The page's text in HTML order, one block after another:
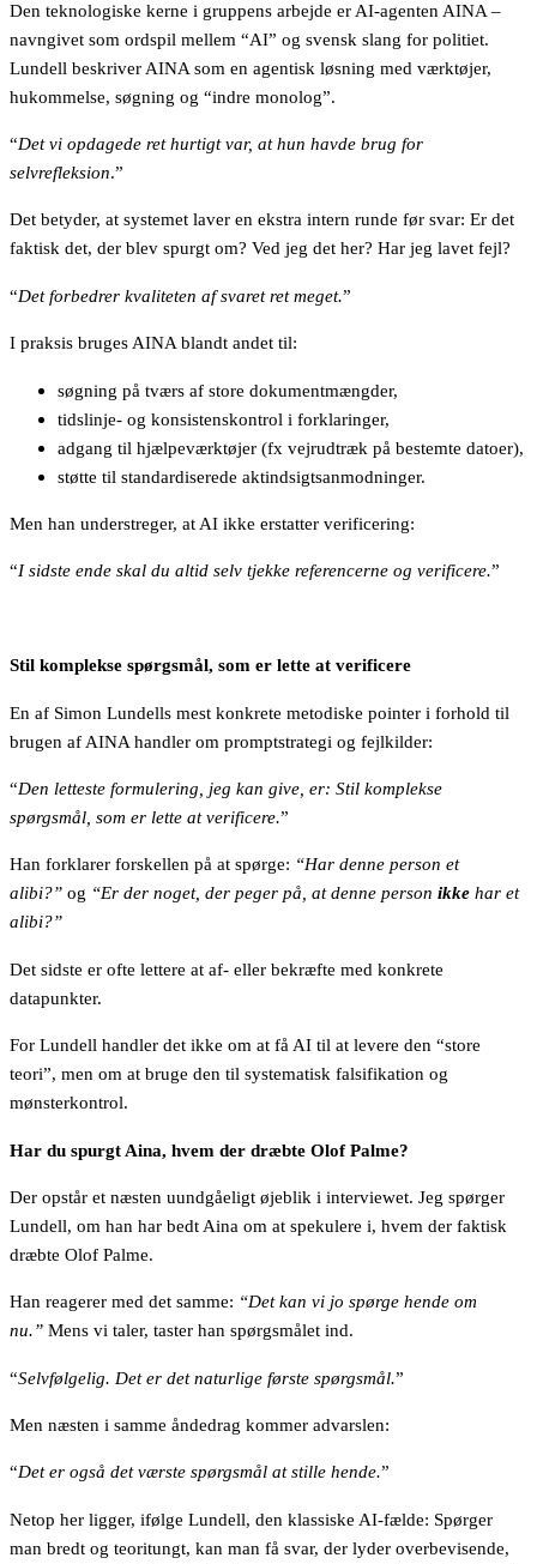
Den teknologiske kerne i gruppens arbejde er AI-agenten AINA –
navngivet som ordspil mellem “AI” og svensk slang for politiet.
Lundell beskriver AINA som en agentisk løsning med værktøjer,
hukommelse, søgning og “indre monolog”.
“Det vi opdagede ret hurtigt var, at hun havde brug for
selvrefleksion.”
Det betyder, at systemet laver en ekstra intern runde før svar: Er det
faktisk det, der blev spurgt om? Ved jeg det her? Har jeg lavet fejl?
“Det forbedrer kvaliteten af svaret ret meget.”
I praksis bruges AINA blandt andet til:
søgning på tværs af store dokumentmængder,
tidslinje- og konsistenskontrol i forklaringer,
adgang til hjælpeværktøjer (fx vejrudtræk på bestemte datoer),
støtte til standardiserede aktindsigtsanmodninger.
Men han understreger, at AI ikke erstatter verificering:
“I sidste ende skal du altid selv tjekke referencerne og verificere.”
Stil komplekse spørgsmål, som er lette at verificere
En af Simon Lundells mest konkrete metodiske pointer i forhold til
brugen af AINA handler om promptstrategi og fejlkilder:
“Den letteste formulering, jeg kan give, er: Stil komplekse
spørgsmål, som er lette at verificere.”
Han forklarer forskellen på at spørge: “Har denne person et
alibi?” og “Er der noget, der peger på, at denne person ikke har et
alibi?”
Det sidste er ofte lettere at af- eller bekræfte med konkrete
datapunkter.
For Lundell handler det ikke om at få AI til at levere den “store
teori”, men om at bruge den til systematisk falsifikation og
mønsterkontrol.
Har du spurgt Aina, hvem der dræbte Olof Palme?
Der opstår et næsten uundgåeligt øjeblik i interviewet. Jeg spørger
Lundell, om han har bedt Aina om at spekulere i, hvem der faktisk
dræbte Olof Palme.
Han reagerer med det samme: “Det kan vi jo spørge hende om
nu.” Mens vi taler, taster han spørgsmålet ind.
“Selvfølgelig. Det er det naturlige første spørgsmål.”
Men næsten i samme åndedrag kommer advarslen:
“Det er også det værste spørgsmål at stille hende.”
Netop her ligger, ifølge Lundell, den klassiske AI-fælde: Spørger
man bredt og teoritungt, kan man få svar, der lyder overbevisende,